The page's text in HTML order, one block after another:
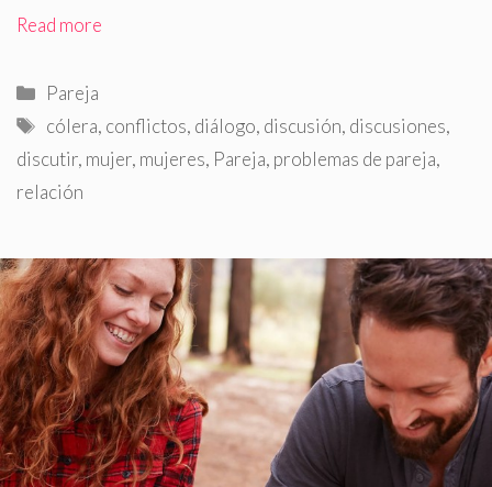
Read more
Categorías
Pareja
Etiquetas
cólera, conflictos, diálogo, discusión, discusiones,
discutir, mujer, mujeres, Pareja, problemas de pareja,
relación